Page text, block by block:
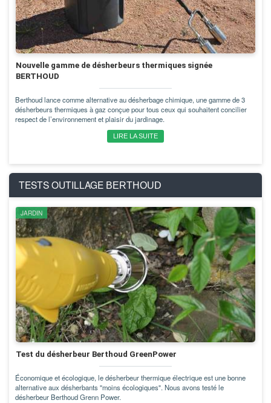
Nouvelle gamme de désherbeurs thermiques signée
BERTHOUD
Berthoud lance comme alternative au désherbage chimique, une gamme de 3
désherbeurs thermiques à gaz conçue pour tous ceux qui souhaitent concilier
respect de l’environnement et plaisir du jardinage.
LIRE LA SUITE
TESTS OUTILLAGE BERTHOUD
JARDIN
Test du désherbeur Berthoud GreenPower
Économique et écologique, le désherbeur thermique électrique est une bonne
alternative aux désherbants "moins écologiques". Nous avons testé le
désherbeur Berthoud Grenn Power.